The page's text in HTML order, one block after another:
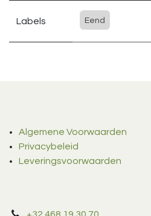
Labels Eend
Algemene Voorwaarden
Privacybeleid
Leveringsvoorwaarden